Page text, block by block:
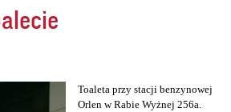
Toaleta przy stacji benzynowej
Orlen w Rabie Wyżnej 256a.